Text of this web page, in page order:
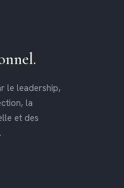
le leadership,
la
et des